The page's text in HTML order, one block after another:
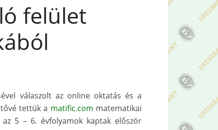
felület
válaszolt az online oktatás és a
tettük a matific.com matematikai
5 – 6. évfolyamok kaptak először